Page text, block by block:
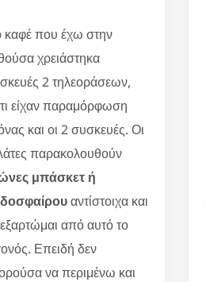
καφέ που έχω στην
χρειάστηκα
2 τηλεοράσεων,
είχαν παραμόρφωση
και οι 2 συσκευές. Οι
παρακολουθούν
μπάσκετ ή
αντίστοιχα και
από αυτό το
Επειδή δεν
να περιμένω και